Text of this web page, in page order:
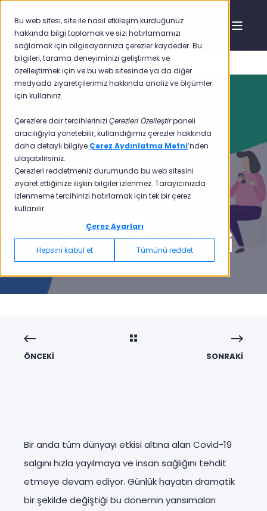
Bu web sitesi, site ile nasıl etkileşim kurduğunuz
hakkında bilgi toplamak ve sizi hatırlamamızı
sağlamak için bilgisayarınıza çerezler kaydeder. Bu
bilgileri, tarama deneyiminizi geliştirmek ve
özelleştirmek için ve bu web sitesinde ya da diğer
medyada ziyaretçilerimiz hakkında analiz ve ölçümler
için kullanırız.
Çerezlere dair tercihlerinizi Çerezleri Özelleştirpaneli
aracılığıyla yönetebilir, kullandığımız çerezler hakkında
daha detaylı bilgiye Çerez Aydınlatma Metni’nden
ulaşabilirsiniz.
Çerezleri reddetmeniz durumunda bu web sitesini
ziyaret ettiğinize ilişkin bilgiler izlenmez. Tarayıcınızda
izlenmeme tercihinizi hatırlamak için tek bir çerez
kullanılır.
Çerez Ayarları
Hepsini kabul et Tümünü reddet
Pisano 3 Eyl 2020 12:46:38 3 min read
Olağan Dışı
Zamanlarda
Müşteri Deneyimi
Yönetimi Önerileri
ÖNCEKI SONRAKI
Bir anda tüm dünyayı etkisi altına alan Covid-19
salgını hızla yayılmaya ve insan sağlığını tehdit
etmeye devam ediyor. Günlük hayatın dramatik
bir şekilde değiştiği bu dönemin yansımaları